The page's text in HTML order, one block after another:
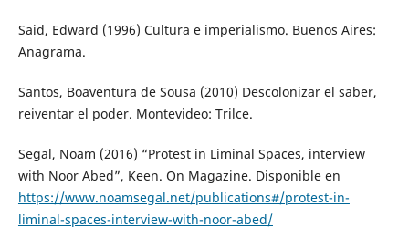
Said, Edward (1996) Cultura e imperialismo. Buenos Aires:
Anagrama.
Santos, Boaventura de Sousa (2010) Descolonizar el saber,
reiventar el poder. Montevideo: Trilce.
Segal, Noam (2016) “Protest in Liminal Spaces, interview
with Noor Abed”, Keen. On Magazine. Disponible en
https://www.noamsegal.net/publications#/protest-in-
liminal-spaces-interview-with-noor-abed/